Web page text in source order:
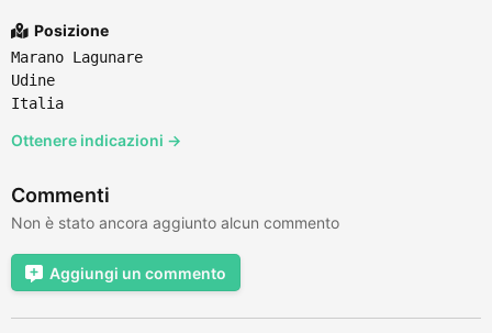
Posizione
Marano Lagunare
Udine
Italia
Ottenere indicazioni →
Commenti
Non è stato ancora aggiunto alcun commento
Aggiungi un commento